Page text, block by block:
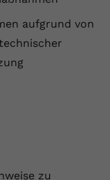
aufgrund von
zu